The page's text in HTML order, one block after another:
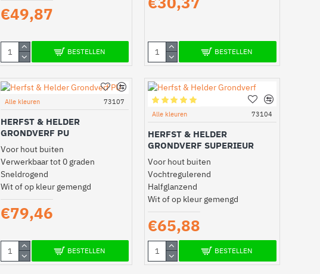
€49,87
BESTELLEN BESTELLEN
Alle kleuren 73107
HERFST & HELDER
GRONDVERF PU
Voor hout buiten
Verwerkbaar tot 0 graden
Sneldrogend
Wit of op kleur gemengd
€79,46
BESTELLEN
Alle kleuren 73104
HERFST & HELDER
GRONDVERF SUPERIEUR
Voor hout buiten
Vochtregulerend
Halfglanzend
Wit of op kleur gemengd
€65,88
BESTELLEN